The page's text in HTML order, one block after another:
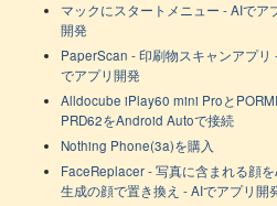
マックにスタートメニュー - AIでア
開発
PaperScan - 印刷物スキャンアプリ
でアプリ開発
Alldocube iPlay60 mini Proと
PRD62をAndroid Autoで接続
Nothing Phone(3a)を購入
FaceReplacer - 写真に含まれる顔
生成の顔で置き換え - AIでアプリ開